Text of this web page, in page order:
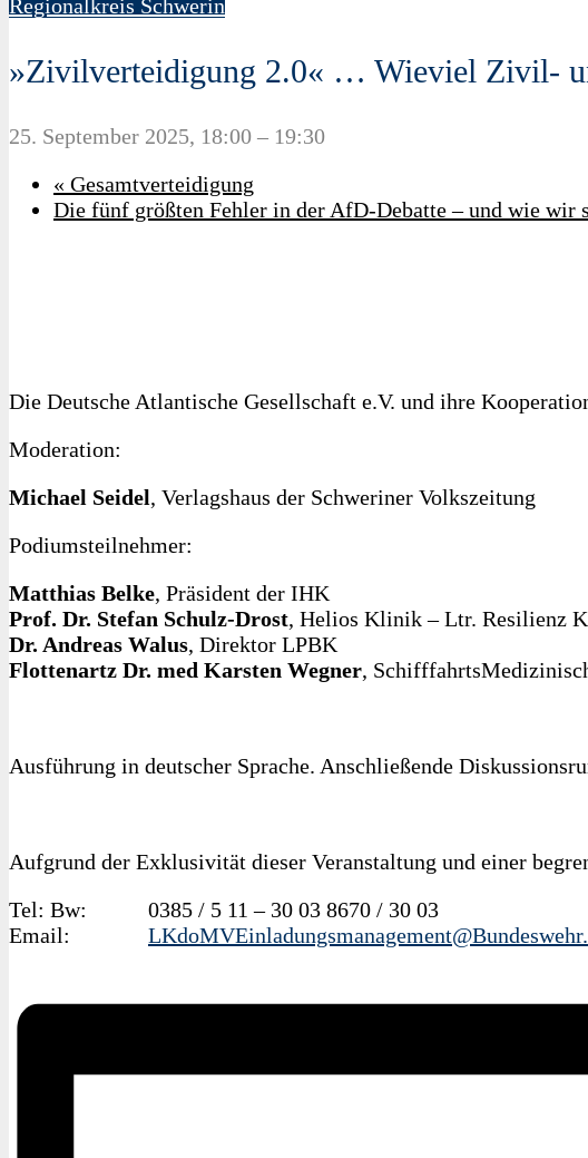
Regionalkreis Schwerin
»Zivilverteidigung 2.0« … Wieviel Zivil-
25. September 2025, 18:00 – 19:30
« Gesamtverteidigung
Die fünf größten Fehler in der AfD-Debatte – und wie wir
Die Deutsche Atlantische Gesellschaft e.V. und ihre
Moderation:
Michael Seidel, Verlagshaus der Schweriner Volkszeitung
Podiumsteilnehmer:
Matthias Belke, Präsident der IHK
Prof. Dr. Stefan Schulz-Drost, Helios Klinik – Ltr. Resilienz
Dr. Andreas Walus, Direktor LPBK
Flottenartz Dr. med Karsten Wegner,
Ausführung in deutscher Sprache. Anschließende
Aufgrund der Exklusivität dieser Veranstaltung und einer
Tel: Bw: 0385 / 5 11 – 30 03 8670 / 30 03
Email: